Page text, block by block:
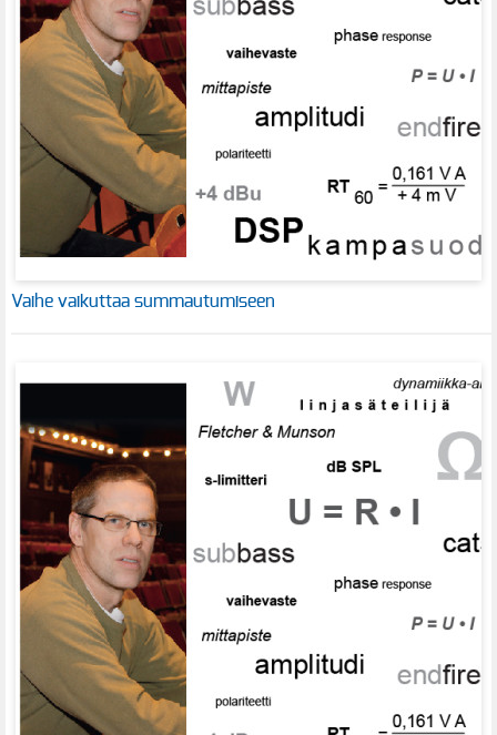
Vaihe vaikuttaa summautumiseen